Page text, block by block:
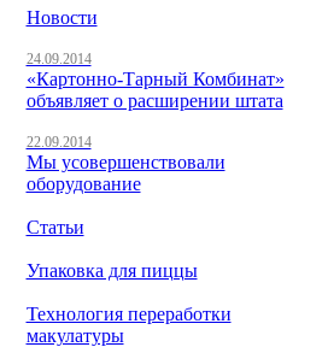
Новости
24.09.2014
«Картонно-Тарный Комбинат»
объявляет о расширении штата
22.09.2014
Мы усовершенствовали
оборудование
Статьи
Упаковка для пиццы
Технология переработки
макулатуры